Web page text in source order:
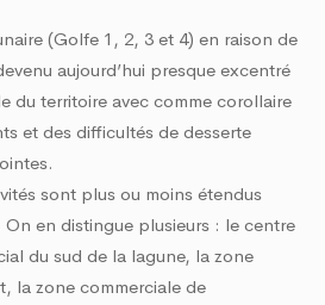
(Golfe 1, 2, 3 et 4) en raison de
aujourd’hui presque excentré
du territoire avec comme corollaire
et des difficultés de desserte
sont plus ou moins étendus
On en distingue plusieurs : le centre
du sud de la lagune, la zone
la zone commerciale de